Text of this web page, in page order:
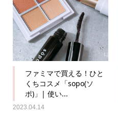
ファミマで買える！ひと
くちコスメ「sopo(ソ
ポ)」| 使い...
2023.04.14